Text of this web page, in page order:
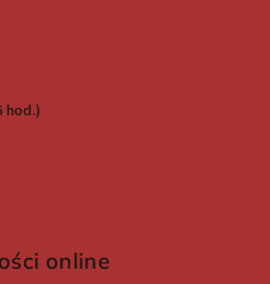
hod.)
online